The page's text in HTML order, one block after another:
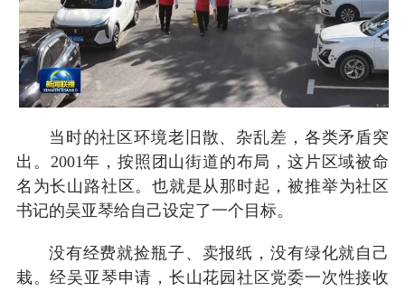
当时的社区环境老旧散、杂乱差，各类矛盾突
出。2001年，按照团山街道的布局，这片区域被命
名为长山路社区。也就是从那时起，被推举为社区
书记的吴亚琴给自己设定了一个目标。
没有经费就捡瓶子、卖报纸，没有绿化就自己
栽。经吴亚琴申请，长山花园社区党委一次性接收